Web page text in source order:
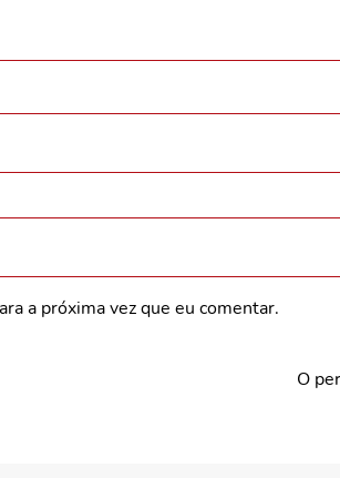
a próxima vez que eu comentar.
O